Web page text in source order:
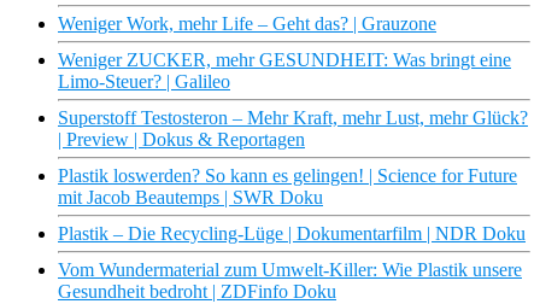
Weniger Work, mehr Life – Geht das? | Grauzone
Weniger ZUCKER, mehr GESUNDHEIT: Was bringt eine
Limo-Steuer? | Galileo
Superstoff Testosteron – Mehr Kraft, mehr Lust, mehr Glück?
| Preview | Dokus & Reportagen
Plastik loswerden? So kann es gelingen! | Science for Future
mit Jacob Beautemps | SWR Doku
Plastik – Die Recycling-Lüge | Dokumentarfilm | NDR Doku
Vom Wundermaterial zum Umwelt-Killer: Wie Plastik unsere
Gesundheit bedroht | ZDFinfo Doku